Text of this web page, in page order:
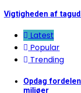
Vigtigheden af
Latest
Popular
Trending
Opdag
miljøer